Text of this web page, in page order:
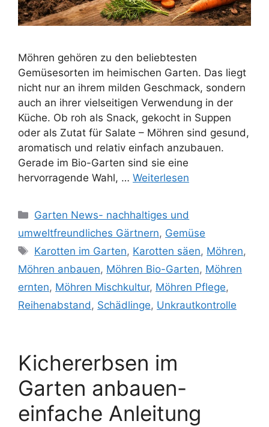
Möhren gehören zu den beliebtesten
Gemüsesorten im heimischen Garten. Das liegt
nicht nur an ihrem milden Geschmack, sondern
auch an ihrer vielseitigen Verwendung in der
Küche. Ob roh als Snack, gekocht in Suppen
oder als Zutat für Salate – Möhren sind gesund,
aromatisch und relativ einfach anzubauen.
Gerade im Bio-Garten sind sie eine
hervorragende Wahl, … Weiterlesen
Kategorien
Garten News- nachhaltiges und
umweltfreundliches Gärtnern, Gemüse
Schlagwörter
Karotten im Garten, Karotten säen, Möhren,
Möhren anbauen, Möhren Bio-Garten, Möhren
ernten, Möhren Mischkultur, Möhren Pflege,
Reihenabstand, Schädlinge, Unkrautkontrolle
Kichererbsen im
Garten anbauen-
einfache Anleitung